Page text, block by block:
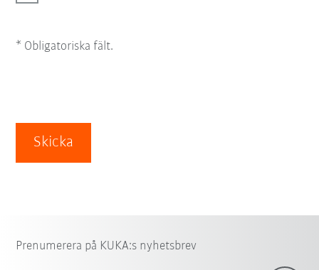
* Obligatoriska fält.
Skicka
Prenumerera på KUKA:s nyhetsbrev